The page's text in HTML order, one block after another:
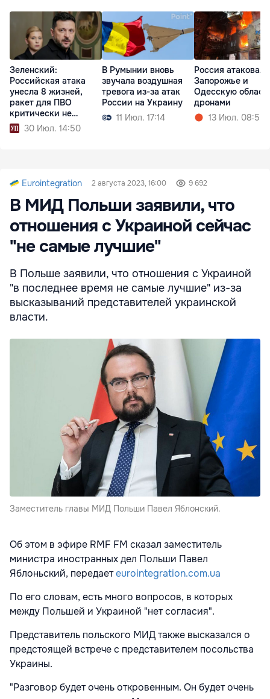
Зеленский:
Российская атака
унесла 8 жизней,
ракет для ПВО
критически не
хватает
30 Июл. 14:50
В Румынии вновь
звучала воздушная
тревога из-за атак
России на Украину
11 Июл. 17:14
Россия атаковала
Запорожье и
Одесскую
дронами
13 Июл. 08:55
Eurointegration 2 августа 2023, 16:00 9 692
В МИД Польши заявили, что
отношения с Украиной сейчас
"не самые лучшие"
В Польше заявили, что отношения с Украиной
"в последнее время не самые лучшие" из-за
высказываний представителей украинской
власти.
Заместитель главы МИД Польши Павел Яблонский.
Об этом в эфире RMF FM сказал заместитель
министра иностранных дел Польши Павел
Яблоньский, передаетeurointegration.com.ua
По его словам, есть много вопросов, в которых
между Польшей и Украиной "нет согласия".
Представитель польского МИД также высказался о
предстоящей встрече с представителем посольства
Украины.
"Разговор будет очень откровенным. Он будет очень